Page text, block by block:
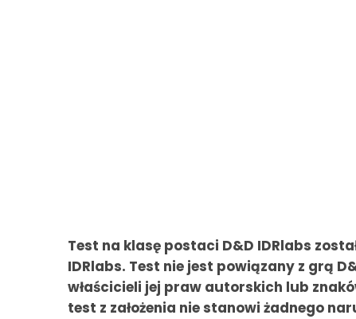
Test na klasę postaci D&D IDRlabs
IDRlabs. Test nie jest powiązany z grą
właścicieli jej praw autorskich lub
test z założenia nie stanowi żadnego